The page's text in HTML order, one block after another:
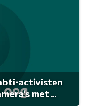
activisten
met ...